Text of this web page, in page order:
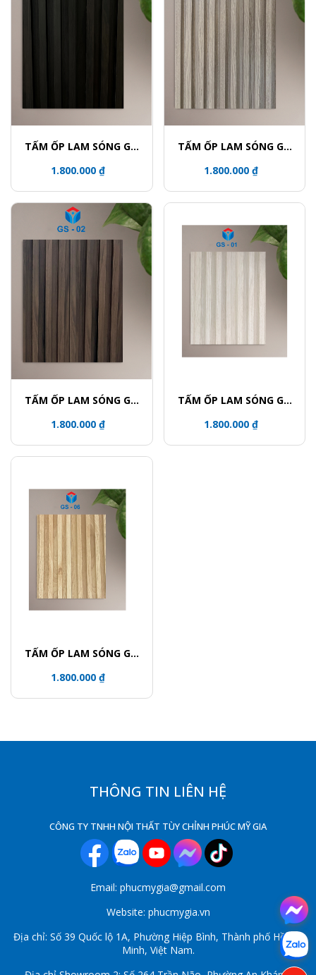
TẤM ỐP LAM SÓNG GỖ
GS04
1.800.000 ₫
TẤM ỐP LAM SÓNG GỖ
GS03
1.800.000 ₫
TẤM ỐP LAM SÓNG GỖ
GS02
1.800.000 ₫
TẤM ỐP LAM SÓNG GỖ
GS01
1.800.000 ₫
TẤM ỐP LAM SÓNG GỖ
GS06
1.800.000 ₫
THÔNG TIN LIÊN HỆ
CÔNG TY TNHH NỘI THẤT TÙY CHỈNH PHÚC MỸ GIA
Email: phucmygia@gmail.com
Website: phucmygia.vn
Địa chỉ: Số 39 Quốc lộ 1A, Phường Hiệp Bình, Thành phố Hồ Chí
Minh, Việt Nam.